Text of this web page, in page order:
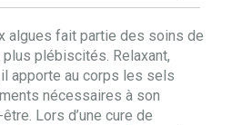
algues fait partie des soins de
plébiscités. Relaxant,
apporte au corps les sels
nécessaires à son
Lors d’une cure de